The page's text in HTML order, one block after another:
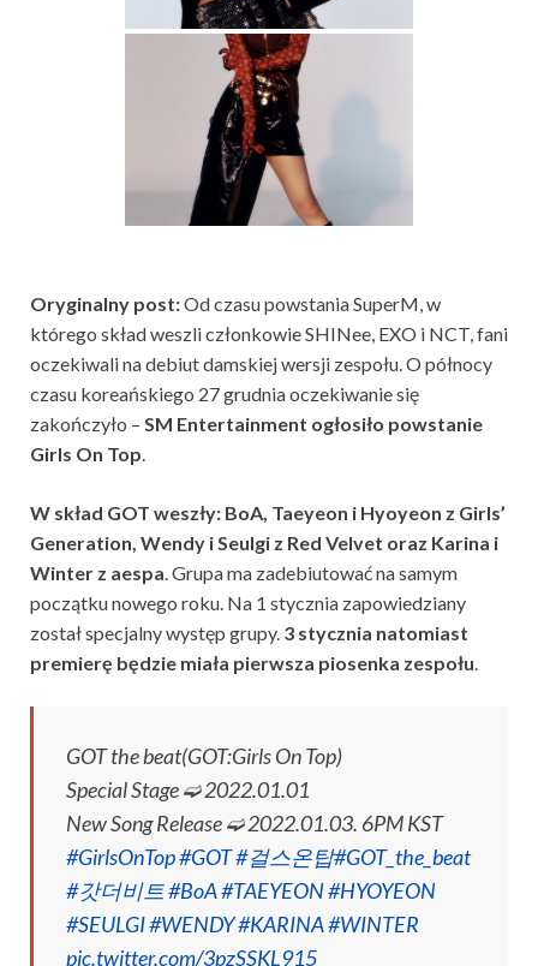
Oryginalny post:Od czasu powstania SuperM, w
którego skład weszli członkowie SHINee, EXO i NCT, fani
oczekiwali na debiut damskiej wersji zespołu. O północy
czasu koreańskiego 27 grudnia oczekiwanie się
zakończyło – SM Entertainment ogłosiło powstanie
Girls On Top.
W skład GOT weszły: BoA, Taeyeon i Hyoyeon z Girls’
Generation, Wendy i Seulgi z Red Velvet oraz Karina i
Winter z aespa. Grupa ma zadebiutować na samym
początku nowego roku. Na 1 stycznia zapowiedziany
został specjalny występ grupy. 3 stycznia natomiast
premierę będzie miała pierwsza piosenka zespołu.
GOT the beat(GOT:Girls On Top)
Special Stage ➫ 2022.01.01
New Song Release ➫ 2022.01.03. 6PM KST
#GirlsOnTop#GOT#걸스온탑#GOT_the_beat
#갓더비트#BoA#TAEYEON#HYOYEON
#SEULGI#WENDY#KARINA#WINTER
pic.twitter.com/3pzSSKL915